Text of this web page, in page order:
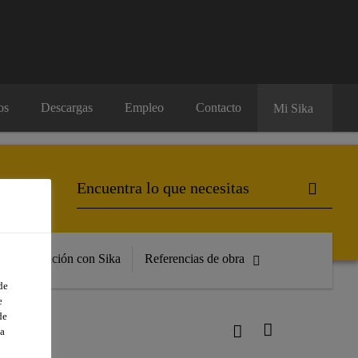
Descargas Empleo Contacto Mi Sika
Formación con Sika Referencias de obra